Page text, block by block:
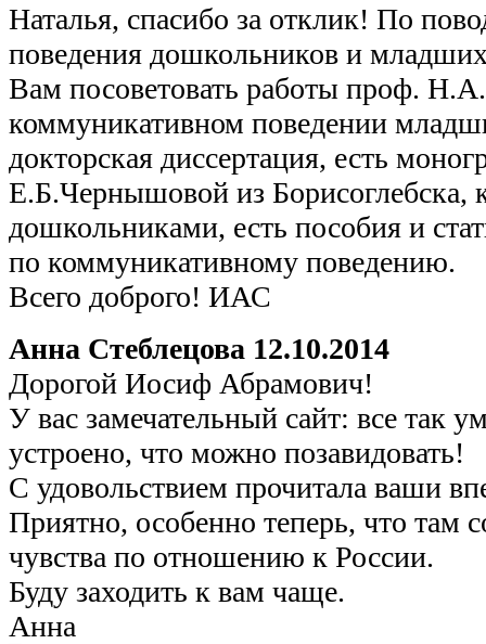
Наталья, спасибо за отклик! По
поведения дошкольников и
Вам посоветовать работы проф.
коммуникативном поведении
докторская диссертация, есть
Е.Б.Чернышовой из Борисоглебска,
дошкольниками, есть пособия и
по коммуникативному поведению.
Всего доброго! ИАС
Aнна Стеблецова 12.10.2014
Дорогой Иосиф Абрамович!
У вас замечательный сайт: все так
устроено, что можно позавидовать!
С удовольствием прочитала ваши
Приятно, особенно теперь, что там
чувства по отношению к России.
Буду заходить к вам чаще.
Анна